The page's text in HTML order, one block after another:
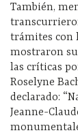
También,
trámites con
mostraron
las críticas
Roselyne
declarado:
Jeanne-